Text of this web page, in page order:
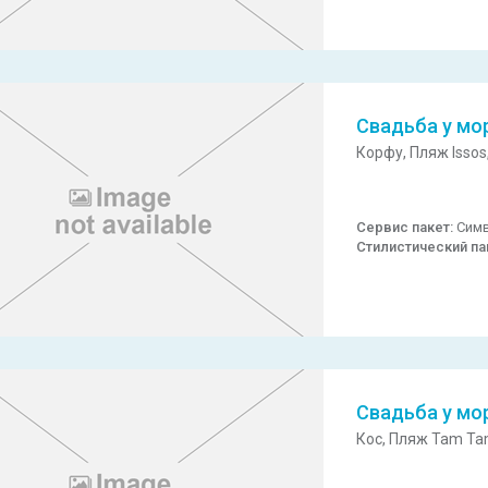
Свадьба у
Корфу, Пляж
Сервис пакет:
Стилистический
Свадьба у
Кос, Пляж Tam